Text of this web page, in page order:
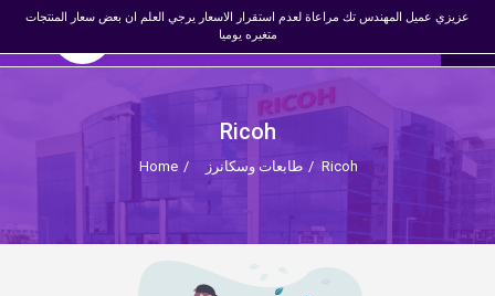
عزيزي عميل المهندس تك مراعاة لعدم استقرار الاسعار يرجي العلم ان بعض سعار المنتجات
متغيره يوميا
☰ المهندس تك × EN
Register
Login
Ricoh
Home / طابعات وسكانرز / Ricoh